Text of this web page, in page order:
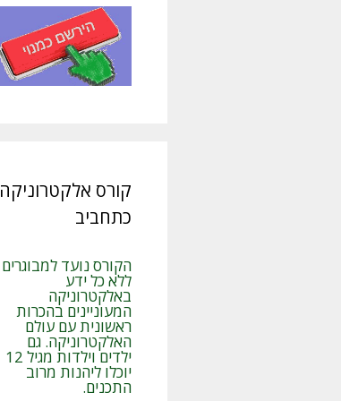
קורס אלקטרוניקה
כתחביב
הקורס נועד למבוגרים
ללא כל ידע
באלקטרוניקה
המעוניינים בהכרות
ראשונית עם עולם
האלקטרוניקה. גם
ילדים וילדות מגיל 12
יוכלו ליהנות מרוב
התכנים.